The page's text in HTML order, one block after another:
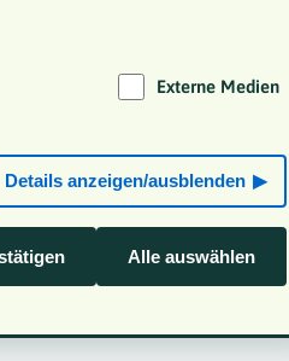
Externe Medien
Details anzeigen/ausblenden
Alle auswählen